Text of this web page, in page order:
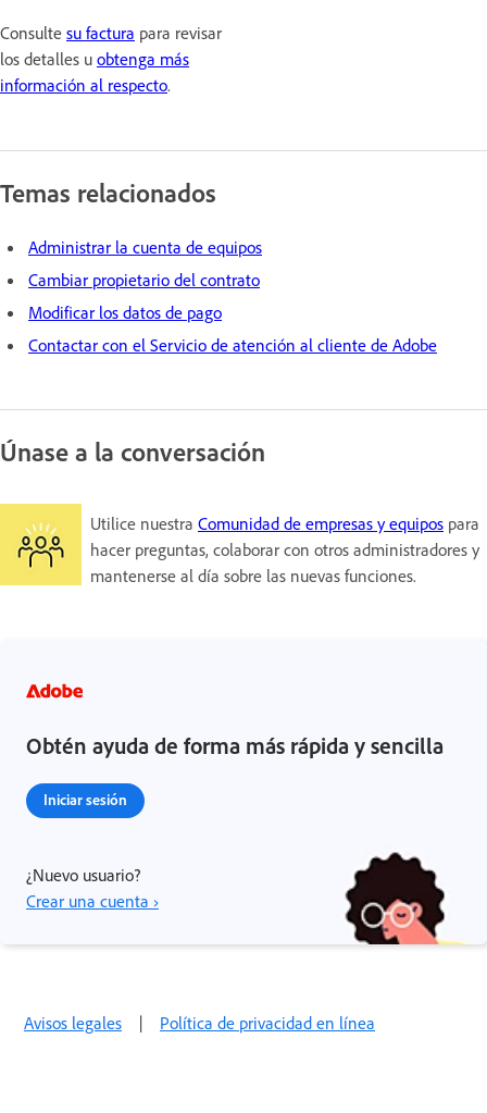
Consulte su factura para revisar
los detalles u obtenga más
información al respecto.
Temas relacionados
Administrar la cuenta de equipos
Cambiar propietario del contrato
Modificar los datos de pago
Contactar con el Servicio de atención al cliente de Adobe
Únase a la conversación
Utilice nuestra Comunidad de empresas y equipos para
hacer preguntas, colaborar con otros administradores y
mantenerse al día sobre las nuevas funciones.
Obtén ayuda de forma más rápida y sencilla
Iniciar sesión
¿Nuevo usuario?
Crear una cuenta ›
Avisos legales | Política de privacidad en línea